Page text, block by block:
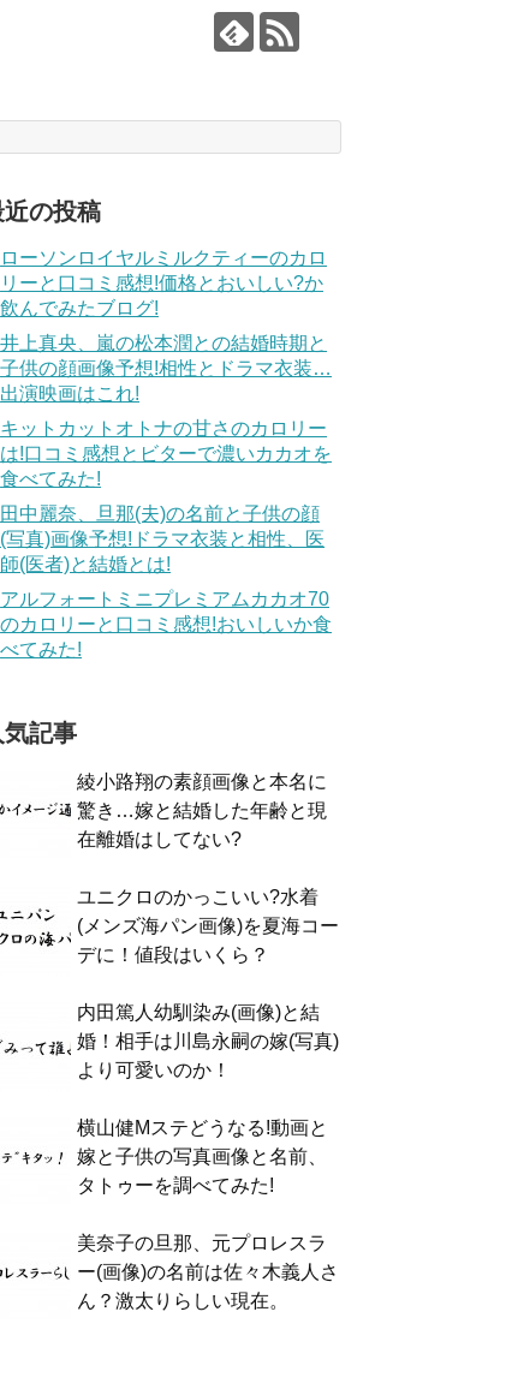
近の投稿
ローソンロイヤルミルクティーのカロ
リーと口コミ感想!価格とおいしい?か
飲んでみたブログ!
井上真央、嵐の松本潤との結婚時期と
子供の顔画像予想!相性とドラマ衣装…
出演映画はこれ!
キットカットオトナの甘さのカロリー
は!口コミ感想とビターで濃いカカオを
食べてみた!
田中麗奈、旦那(夫)の名前と子供の顔
(写真)画像予想!ドラマ衣装と相性、医
師(医者)と結婚とは!
アルフォートミニプレミアムカカオ70
のカロリーと口コミ感想!おいしいか食
べてみた!
気記事
綾小路翔の素顔画像と本名に
驚き…嫁と結婚した年齢と現
在離婚はしてない?
ユニクロのかっこいい?水着
(メンズ海パン画像)を夏海コー
デに！値段はいくら？
内田篤人幼馴染み(画像)と結
婚！相手は川島永嗣の嫁(写真)
より可愛いのか！
横山健Mステどうなる!動画と
嫁と子供の写真画像と名前、
タトゥーを調べてみた!
美奈子の旦那、元プロレスラ
ー(画像)の名前は佐々木義人さ
ん？激太りらしい現在。